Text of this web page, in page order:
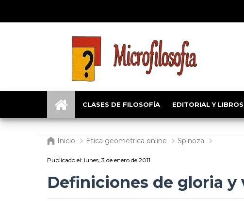
CLASES DE FILOSOFÍA EDITORIAL Y LIBROS
Inicio Etica geometrica online Spinoza
Publicado el: lunes, 3 de enero de 2011
Definiciones de gloria y